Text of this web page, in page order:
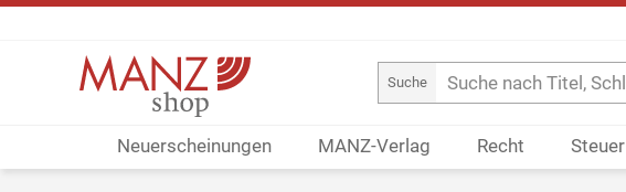
Suche
Neuerscheinungen MANZ-Verlag Recht Steuer